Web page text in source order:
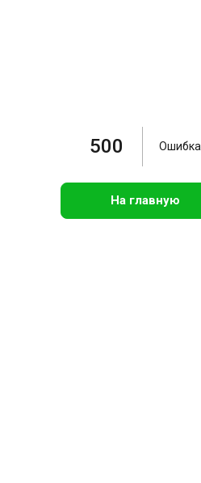
500 Ошибка
На главную